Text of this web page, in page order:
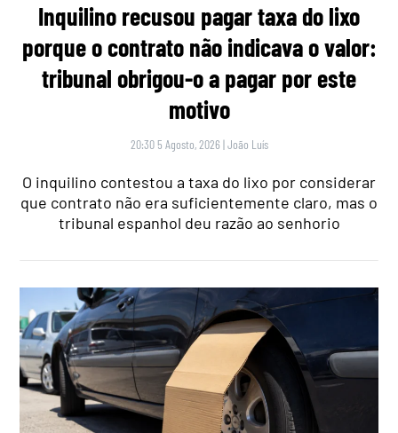
Inquilino recusou pagar taxa do lixo
porque o contrato não indicava o valor:
tribunal obrigou-o a pagar por este
motivo
20:30 5 Agosto, 2026 |João Luís
O inquilino contestou a taxa do lixo por considerar
que contrato não era suficientemente claro, mas o
tribunal espanhol deu razão ao senhorio